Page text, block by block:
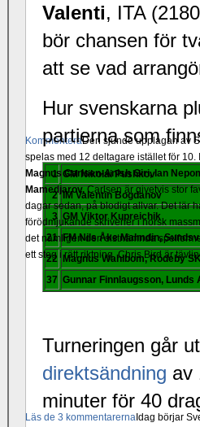
KommenteraDen sjunde upplagan av
spelas med 12 deltagare istället för
Magnus Carlsen-Anish Giri, Ian
Mamedjarov.Carlsen är givetvis stor
dagar sedan, på blodigt allvar. Det lär
förödmjukande skriverier i norsk
det nämligen den sistnämnda
ett steg i rätt riktning. Chris Bird är
Läs de 3 kommentarerna Idag börjar
Valenti, ITA
bör chansen för
att se vad
Hur svenskarna
partierna som
1 GM Nikolai Pushkov
2 IM Valentin Bogdanov
3 GM Viktor Kupreichik
21 FM Nils Åke Malmdin,
22 Magnus Wahlbom, Rödeby
37 Gunnar Finnlaugsson, Lunds
Turneringen går
direktsändning av
minuter för 40